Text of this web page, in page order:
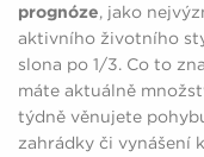
prognóze, jako
aktivního životního
slona po 1/3. Co to
máte aktuálně
týdně věnujete
zahrádky či vynášení